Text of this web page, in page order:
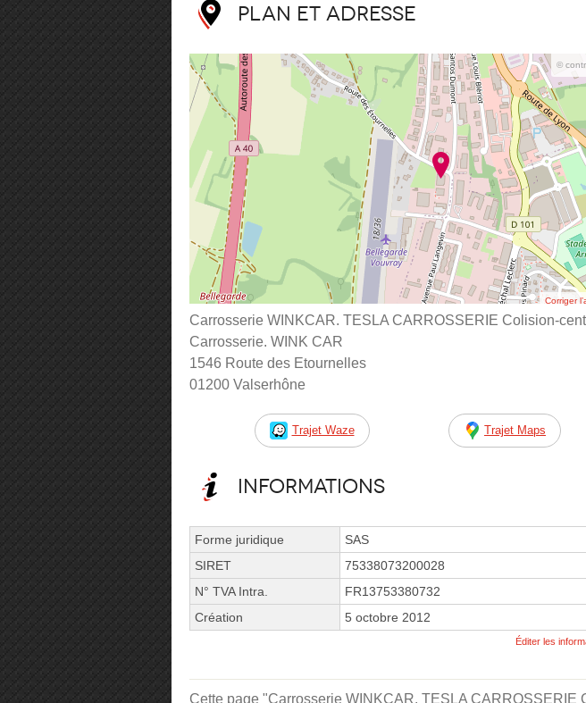
Plan et adresse
©
Corriger
Carrosserie WINKCAR. TESLA CARROSSERIE Colision-
Carrosserie. WINK CAR
1546 Route des Etournelles
01200 Valserhône
Trajet Waze Trajet Maps
Informations
Forme juridique
SAS
SIRET
75338073200028
N° TVA Intra.
FR13753380732
Création
5 octobre 2012
Éditer les
Cette page "Carrosserie WINKCAR. TESLA